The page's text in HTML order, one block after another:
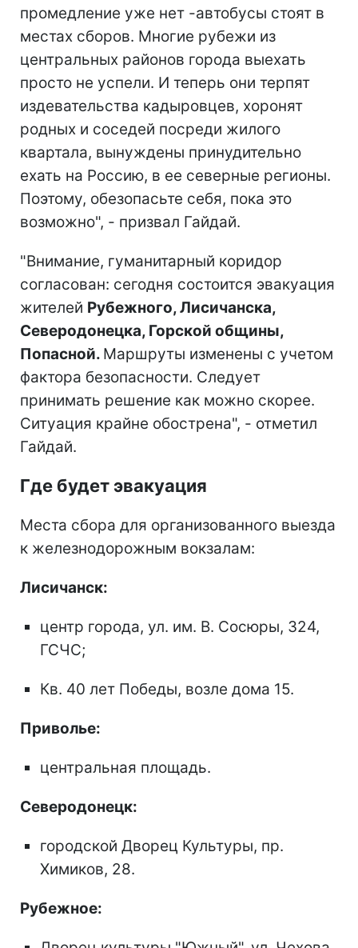
промедление уже нет -автобусы стоят в
местах сборов. Многие рубежи из
центральных районов города выехать
просто не успели. И теперь они терпят
издевательства кадыровцев, хоронят
родных и соседей посреди жилого
квартала, вынуждены принудительно
ехать на Россию, в ее северные регионы.
Поэтому, обезопасьте себя, пока это
возможно", - призвал Гайдай.
"Внимание, гуманитарный коридор
согласован: сегодня состоится эвакуация
жителей Рубежного, Лисичанска,
Северодонецка, Горской общины,
Попасной. Маршруты изменены с учетом
фактора безопасности. Следует
принимать решение как можно скорее.
Ситуация крайне обострена", - отметил
Гайдай.
Где будет эвакуация
Места сбора для организованного выезда
к железнодорожным вокзалам:
Лисичанск:
центр города, ул. им. В. Сосюры, 324,
ГСЧС;
Кв. 40 лет Победы, возле дома 15.
Приволье:
центральная площадь.
Северодонецк:
городской Дворец Культуры, пр.
Химиков, 28.
Рубежное: